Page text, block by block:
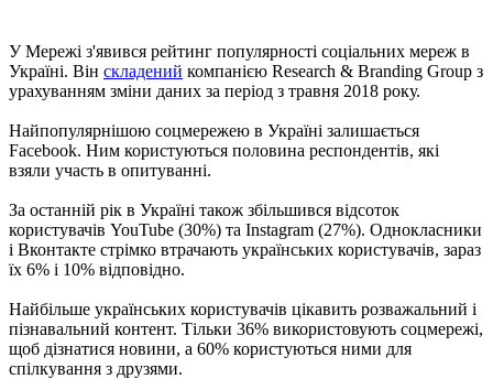
У Мережі з'явився рейтинг популярності соціальних мереж в
Україні. Він складений компанією Research & Branding Group з
урахуванням зміни даних за період з травня 2018 року.
Найпопулярнішою соцмережею в Україні залишається
Facebook. Ним користуються половина респондентів, які
взяли участь в опитуванні.
За останній рік в Україні також збільшився відсоток
користувачів YouTube (30%) та Instagram (27%). Однокласники
і Вконтакте стрімко втрачають українських користувачів, зараз
їх 6% і 10% відповідно.
Найбільше українських користувачів цікавить розважальний і
пізнавальний контент. Тільки 36% використовують соцмережі,
щоб дізнатися новини, а 60% користуються ними для
спілкування з друзями.